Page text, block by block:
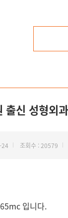
출신 성형
24 조회수 : 20579
입니다.